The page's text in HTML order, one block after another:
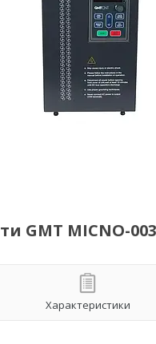
GMT MICNO-
Характеристики